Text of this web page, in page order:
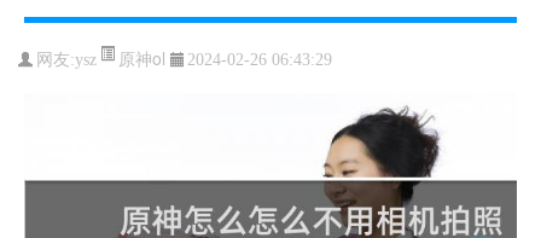
网友:ysz 原神ol 2024-02-26 06:43:29